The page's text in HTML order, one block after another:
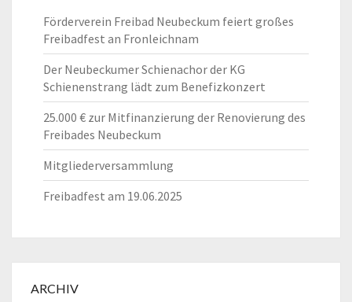
Förderverein Freibad Neubeckum feiert großes
Freibadfest an Fronleichnam
Der Neubeckumer Schienachor der KG
Schienenstrang lädt zum Benefizkonzert
25.000 € zur Mitfinanzierung der Renovierung des
Freibades Neubeckum
Mitgliederversammlung
Freibadfest am 19.06.2025
ARCHIV